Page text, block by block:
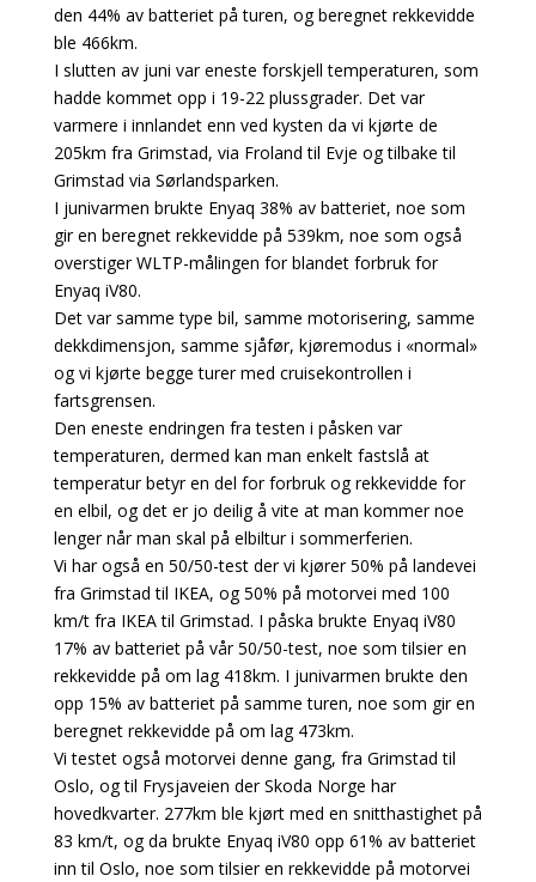
den 44% av batteriet på turen, og beregnet rekkevidde
ble 466km.
I slutten av juni var eneste forskjell temperaturen, som
hadde kommet opp i 19-22 plussgrader. Det var
varmere i innlandet enn ved kysten da vi kjørte de
205km fra Grimstad, via Froland til Evje og tilbake til
Grimstad via Sørlandsparken.
I junivarmen brukte Enyaq 38% av batteriet, noe som
gir en beregnet rekkevidde på 539km, noe som også
overstiger WLTP-målingen for blandet forbruk for
Enyaq iV80.
Det var samme type bil, samme motorisering, samme
dekkdimensjon, samme sjåfør, kjøremodus i «normal»
og vi kjørte begge turer med cruisekontrollen i
fartsgrensen.
Den eneste endringen fra testen i påsken var
temperaturen, dermed kan man enkelt fastslå at
temperatur betyr en del for forbruk og rekkevidde for
en elbil, og det er jo deilig å vite at man kommer noe
lenger når man skal på elbiltur i sommerferien.
Vi har også en 50/50-test der vi kjører 50% på landevei
fra Grimstad til IKEA, og 50% på motorvei med 100
km/t fra IKEA til Grimstad. I påska brukte Enyaq iV80
17% av batteriet på vår 50/50-test, noe som tilsier en
rekkevidde på om lag 418km. I junivarmen brukte den
opp 15% av batteriet på samme turen, noe som gir en
beregnet rekkevidde på om lag 473km.
Vi testet også motorvei denne gang, fra Grimstad til
Oslo, og til Frysjaveien der Skoda Norge har
hovedkvarter. 277km ble kjørt med en snitthastighet på
83 km/t, og da brukte Enyaq iV80 opp 61% av batteriet
inn til Oslo, noe som tilsier en rekkevidde på motorvei